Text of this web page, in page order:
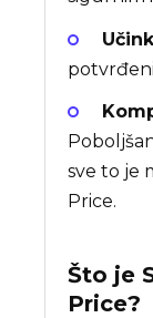
sve to je
Price.
Što je
Price?